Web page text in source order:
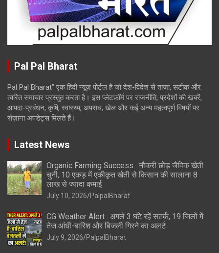
Pal Pal Bharat
Pal Pal Bharat” एक हिंदी न्यूज़ पोर्टल है जो देश-विदेश से ताज़ा, सटीक और
त्वरित समाचार प्रस्तुत करता है। इस प्लेटफ़ॉर्म पर राजनीति, प्रदेशों की खबरें,
आपदा-प्रबंधन, कृषि, स्वास्थ्य, अपराध, खेल और कई अन्य महत्वपूर्ण विषयों पर
रोज़ाना अपडेट्स मिलते हैं।
Latest News
Organic Farming Success : नौकरी छोड़ जैविक खेती
चुनी, 10 एकड़ में एकीकृत खेती से किसान की सालाना 8
लाख से ज्यादा कमाई
July 10, 2026 PalpalBharat
CG Weather Alert : अगले 3 घंटे रहें सतर्क, 19 जिलों में
तेज आंधी-बारिश और बिजली गिरने का अलर्ट
July 9, 2026 PalpalBharat